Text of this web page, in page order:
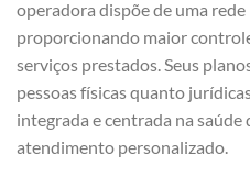
operadora dispõe de uma
proporcionando maior
serviços prestados. Seus
pessoas físicas quanto
integrada e centrada na
atendimento personalizado.